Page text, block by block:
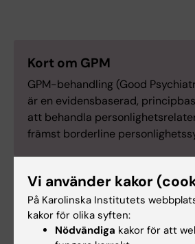
Kort om GPM
GPM-behandling (Good
är en evidensbaserad,
att behandla
främst borderline
Tags
Uppdragsutbildning
Vi använder kakor
På Karolinska Institutets
kakor för olika syften:
Nödvändiga kakor för att